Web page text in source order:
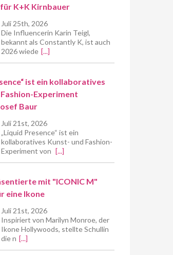
K+K Kirnbauer
Juli 25th, 2026
Die Influencerin Karin Teigl,
bekannt als Constantly K, ist auch
2026 wiede [...]
ist ein kollaboratives
Experiment
Baur
Juli 21st, 2026
„Liquid Presence“ ist ein
kollaboratives Kunst- und Fashion-
Experiment von [...]
mit "ICONIC M"
eine Ikone
Juli 21st, 2026
Inspiriert von Marilyn Monroe, der
Ikone Hollywoods, stellte Schullin
die n [...]